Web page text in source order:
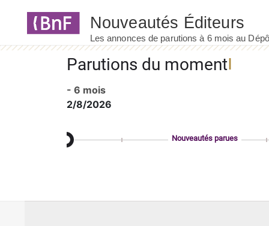
Parutions du moment
- 6 mois
2/8/2026
Nouveautés parues